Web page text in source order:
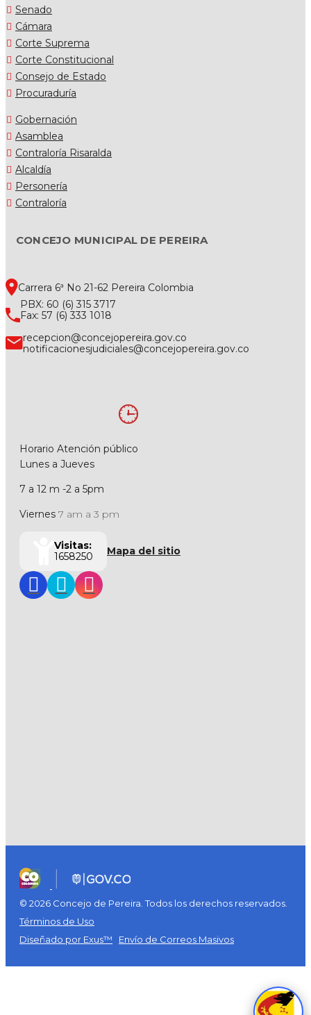
Senado
Cámara
Corte Suprema
Corte Constitucional
Consejo de Estado
Procuraduría
Gobernación
Asamblea
Contraloría Risaralda
Alcaldía
Personería
Contraloría
CONCEJO MUNICIPAL DE PEREIRA
Carrera 6ª No 21-62 Pereira Colombia
PBX: 60 (6) 315 3717
Fax: 57 (6) 333 1018
recepcion@concejopereira.gov.co
notificacionesjudiciales@concejopereira.gov.co
Horario Atención público
Lunes a Jueves
7 a 12 m -2 a 5pm
Viernes 7 am a 3 pm
Visitas:
1658250
Mapa del sitio
© 2026 Concejo de Pereira. Todos los derechos reservados.
Términos de Uso
Diseñado por Exus™ | Envío de Correos Masivos